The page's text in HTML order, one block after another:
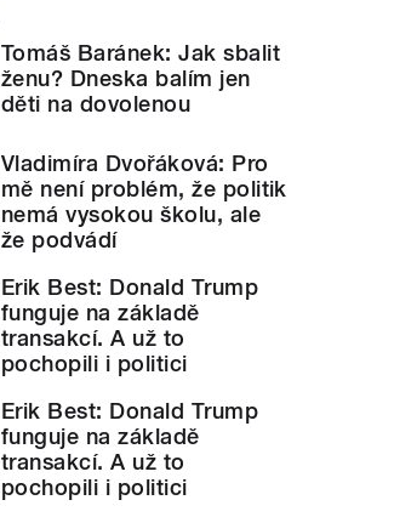
Tomáš Baránek: Jak sbalit
ženu? Dneska balím jen
děti na dovolenou
Vladimíra Dvořáková: Pro
mě není problém, že politik
nemá vysokou školu, ale
že podvádí
Erik Best: Donald Trump
funguje na základě
transakcí. A už to
pochopili i politici
Erik Best: Donald Trump
funguje na základě
transakcí. A už to
pochopili i politici